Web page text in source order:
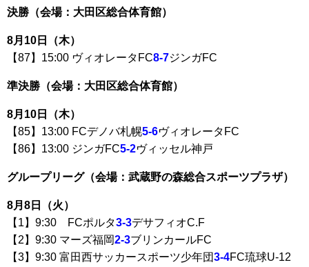
決勝（会場：大田区総合体育館）
8月10日（木）
【87】15:00 ヴィオレータFC8-7ジンガFC
準決勝（会場：大田区総合体育館）
8月10日（木）
【85】13:00 FCデノバ札幌5-6ヴィオレータFC
【86】13:00 ジンガFC5-2ヴィッセル神戸
グループリーグ（会場：武蔵野の森総合スポーツプラザ）
8月8日（火）
【1】9:30 FCポルタ3-3デサフィオC.F
【2】9:30 マーズ福岡2-3ブリンカールFC
【3】9:30 富田西サッカースポーツ少年団3-4FC琉球U-12